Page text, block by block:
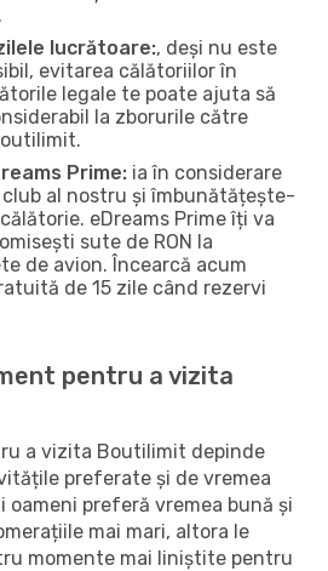
lucrătoare:, deși nu este
evitarea călătoriilor în
legale te poate ajuta să
la zborurile către
Prime: ia în considerare
al nostru și îmbunătățește-
eDreams Prime îți va
sute de RON la
de avion. Încearcă acum
de 15 zile când rezervi
pentru a vizita
a vizita Boutilimit depinde
preferate și de vremea
oameni preferă vremea bună și
mai mari, altora le
momente mai liniștite pentru